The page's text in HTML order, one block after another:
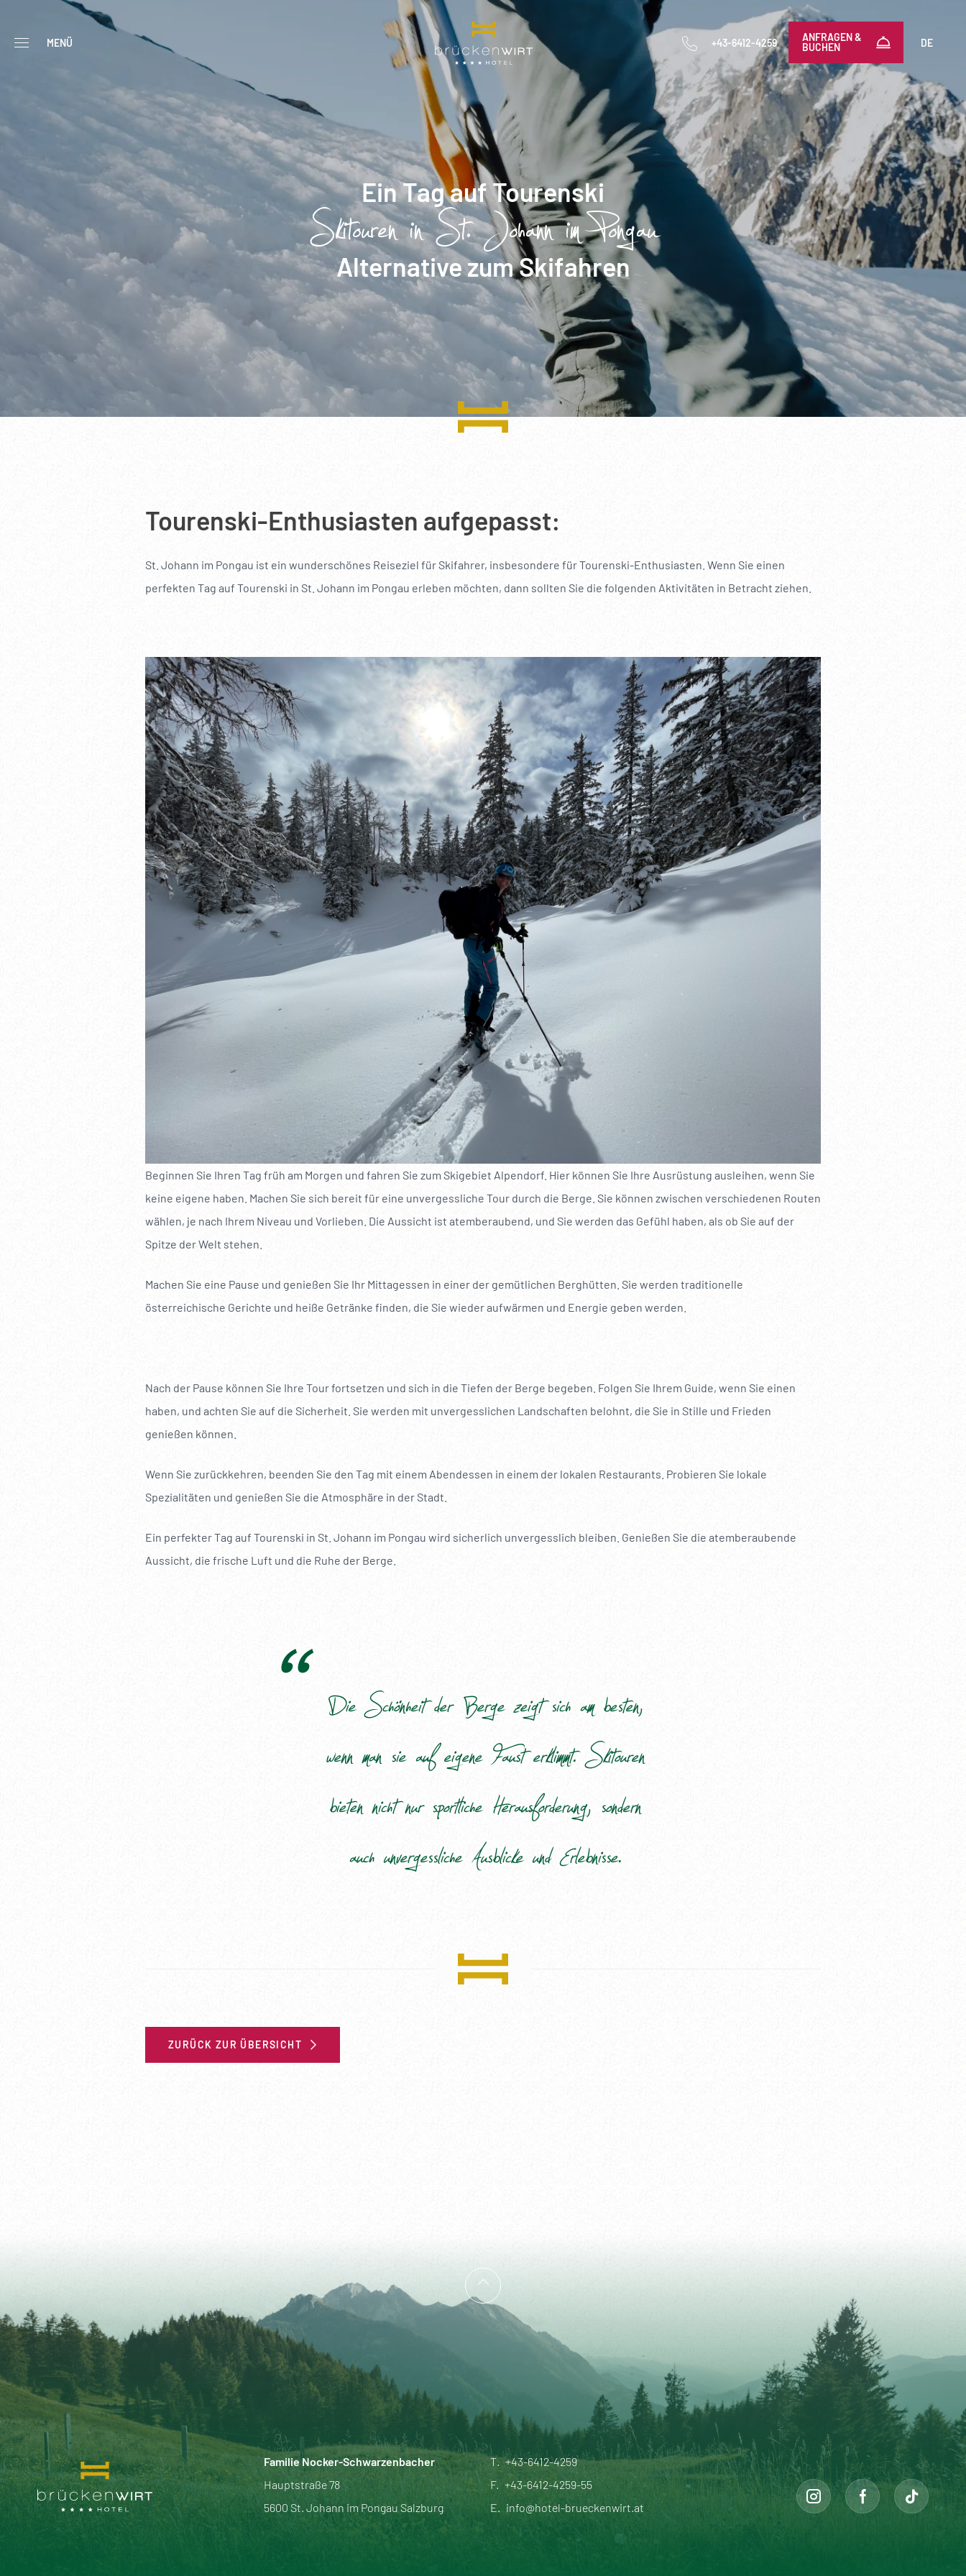
-------------
-------------
MENÜ +43-6412-4259
ANFRAGEN &
BUCHEN
DE
Ein Tag auf Tourenski
Skitouren in St. Johann im Pongau
Alternative zum Skifahren
Tourenski-Enthusiasten aufgepasst:
St. Johann im Pongau ist ein wunderschönes Reiseziel für Skifahrer, insbesondere für Tourenski-Enthusiasten. Wenn Sie einen
perfekten Tag auf Tourenski in St. Johann im Pongau erleben möchten, dann sollten Sie die folgenden Aktivitäten in Betracht ziehen.
Beginnen Sie Ihren Tag früh am Morgen und fahren Sie zum Skigebiet Alpendorf. Hier können Sie Ihre Ausrüstung ausleihen, wenn Sie
keine eigene haben. Machen Sie sich bereit für eine unvergessliche Tour durch die Berge. Sie können zwischen verschiedenen Routen
wählen, je nach Ihrem Niveau und Vorlieben. Die Aussicht ist atemberaubend, und Sie werden das Gefühl haben, als ob Sie auf der
Spitze der Welt stehen.
Machen Sie eine Pause und genießen Sie Ihr Mittagessen in einer der gemütlichen Berghütten. Sie werden traditionelle
österreichische Gerichte und heiße Getränke finden, die Sie wieder aufwärmen und Energie geben werden.
Nach der Pause können Sie Ihre Tour fortsetzen und sich in die Tiefen der Berge begeben. Folgen Sie Ihrem Guide, wenn Sie einen
haben, und achten Sie auf die Sicherheit. Sie werden mit unvergesslichen Landschaften belohnt, die Sie in Stille und Frieden
genießen können.
Wenn Sie zurückkehren, beenden Sie den Tag mit einem Abendessen in einem der lokalen Restaurants. Probieren Sie lokale
Spezialitäten und genießen Sie die Atmosphäre in der Stadt.
Ein perfekter Tag auf Tourenski in St. Johann im Pongau wird sicherlich unvergesslich bleiben. Genießen Sie die atemberaubende
Aussicht, die frische Luft und die Ruhe der Berge.
Die Schönheit der Berge zeigt sich am besten,
wenn man sie auf eigene Faust erklimmt. Skitouren
bieten nicht nur sportliche Herausforderung, sondern
auch unvergessliche Ausblicke und Erlebnisse.
ZURÜCK ZUR ÜBERSICHT
Familie Nocker-Schwarzenbacher
Hauptstraße 78
5600 St. Johann im Pongau Salzburg
T. +43-6412-4259
F. +43-6412-4259-55
E.
info@hotel-brueckenwirt.at